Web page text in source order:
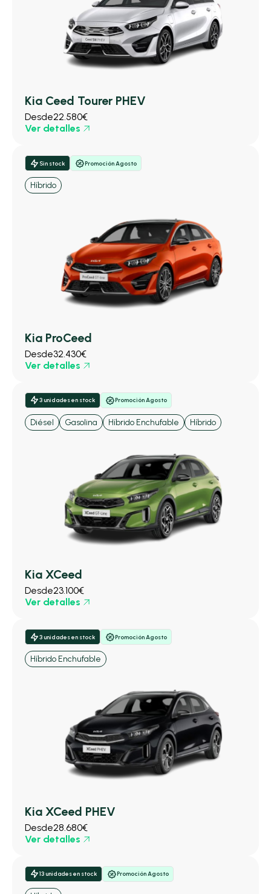
Kia Ceed Tourer PHEV
Desde22.580€
Ver detalles
Sin stock Promoción Agosto
Híbrido
Kia ProCeed
Desde32.430€
Ver detalles
3 unidades en stock Promoción Agosto
Diésel Gasolina Híbrido Enchufable Híbrido
Kia XCeed
Desde23.100€
Ver detalles
3 unidades en stock Promoción Agosto
Híbrido Enchufable
Kia XCeed PHEV
Desde28.680€
Ver detalles
13 unidades en stock Promoción Agosto